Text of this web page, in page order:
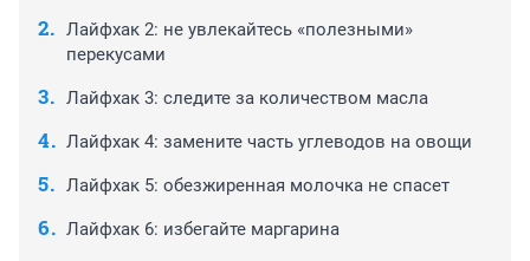
Лайфхак 2: не увлекайтесь «полезными»
перекусами
Лайфхак 3: следите за количеством масла
Лайфхак 4: замените часть углеводов на овощи
Лайфхак 5: обезжиренная молочка не спасет
Лайфхак 6: избегайте маргарина